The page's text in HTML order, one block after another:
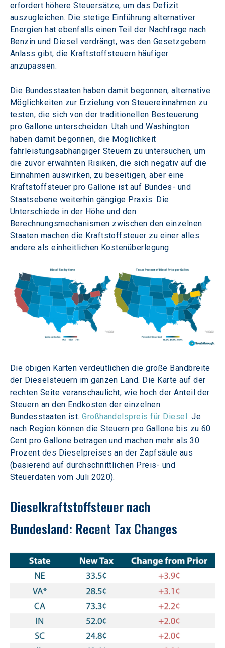
erfordert höhere Steuersätze, um das Defizit
auszugleichen. Die stetige Einführung alternativer
Energien hat ebenfalls einen Teil der Nachfrage nach
Benzin und Diesel verdrängt, was den Gesetzgebern
Anlass gibt, die Kraftstoffsteuern häufiger
anzupassen.
Die Bundesstaaten haben damit begonnen, alternative
Möglichkeiten zur Erzielung von Steuereinnahmen zu
testen, die sich von der traditionellen Besteuerung
pro Gallone unterscheiden. Utah und Washington
haben damit begonnen, die Möglichkeit
fahrleistungsabhängiger Steuern zu untersuchen, um
die zuvor erwähnten Risiken, die sich negativ auf die
Einnahmen auswirken, zu beseitigen, aber eine
Kraftstoffsteuer pro Gallone ist auf Bundes- und
Staatsebene weiterhin gängige Praxis. Die
Unterschiede in der Höhe und den
Berechnungsmechanismen zwischen den einzelnen
Staaten machen die Kraftstoffsteuer zu einer alles
andere als einheitlichen Kostenüberlegung.
Die obigen Karten verdeutlichen die große Bandbreite
der Dieselsteuern im ganzen Land. Die Karte auf der
rechten Seite veranschaulicht, wie hoch der Anteil der
Steuern an den Endkosten der einzelnen
Bundesstaaten ist. Großhandelspreis für Diesel. Je
nach Region können die Steuern pro Gallone bis zu 60
Cent pro Gallone betragen und machen mehr als 30
Prozent des Dieselpreises an der Zapfsäule aus
(basierend auf durchschnittlichen Preis- und
Steuerdaten vom Juli 2020).
Dieselkraftstoffsteuer nach
Bundesland: Recent Tax Changes